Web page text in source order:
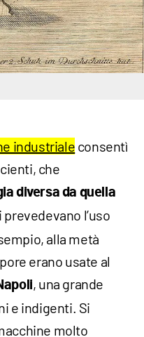
industriale consentì
che
diversa da quella
l’uso
alla metà
erano usate al
, una grande
e indigenti. Si
molto